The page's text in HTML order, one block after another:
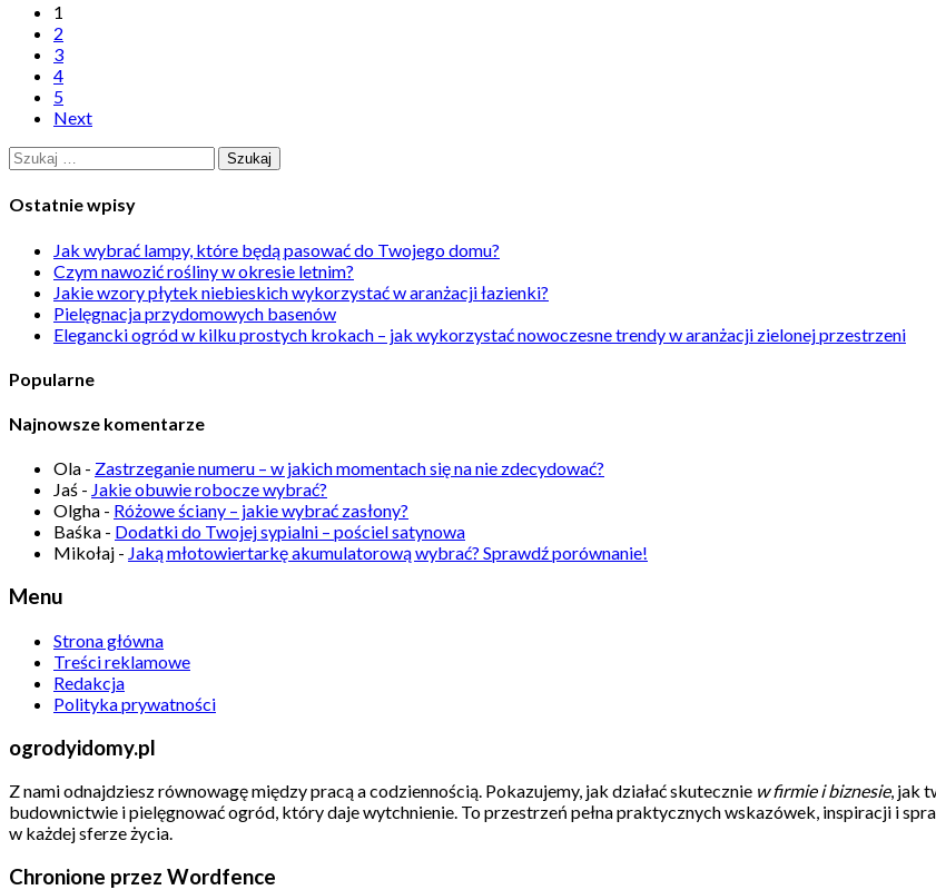
1
2
3
4
5
Next
Szukaj:
Ostatnie wpisy
Jak wybrać lampy, które będą pasować do Twojego domu?
Czym nawozić rośliny w okresie letnim?
Jakie wzory płytek niebieskich wykorzystać w aranżacji łazienki?
Pielęgnacja przydomowych basenów
Elegancki ogród w kilku prostych krokach – jak wykorzystać nowoczesne trendy w aranżacji zielonej przestrzeni
Popularne
Najnowsze komentarze
Ola - Zastrzeganie numeru – w jakich momentach się na nie zdecydować?
Jaś - Jakie obuwie robocze wybrać?
Olgha - Różowe ściany – jakie wybrać zasłony?
Baśka - Dodatki do Twojej sypialni – pościel satynowa
Mikołaj - Jaką młotowiertarkę akumulatorową wybrać? Sprawdź porównanie!
Menu
Strona główna
Treści reklamowe
Redakcja
Polityka prywatności
ogrodyidomy.pl
Z nami odnajdziesz równowagę między pracą a codziennością. Pokazujemy, jak działać skutecznie w firmie i biznesie, jak
budownictwie i pielęgnować ogród, który daje wytchnienie. To przestrzeń pełna praktycznych wskazówek, inspiracji i
w każdej sferze życia.
Chronione przez Wordfence